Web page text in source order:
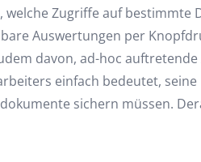
Zugriffe auf
Auswertungen per
davon, ad-hoc
einfach bedeutet,
sichern müssen.